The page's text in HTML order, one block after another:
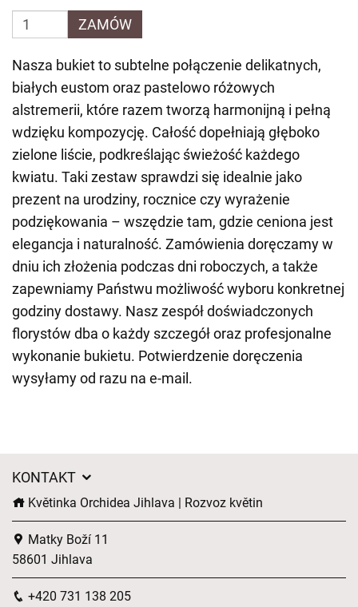
ZAMÓW
Nasza bukiet to subtelne połączenie delikatnych,
białych eustom oraz pastelowo różowych
alstremerii, które razem tworzą harmonijną i pełną
wdzięku kompozycję. Całość dopełniają głęboko
zielone liście, podkreślając świeżość każdego
kwiatu. Taki zestaw sprawdzi się idealnie jako
prezent na urodziny, rocznice czy wyrażenie
podziękowania – wszędzie tam, gdzie ceniona jest
elegancja i naturalność. Zamówienia doręczamy w
dniu ich złożenia podczas dni roboczych, a także
zapewniamy Państwu możliwość wyboru konkretnej
godziny dostawy. Nasz zespół doświadczonych
florystów dba o każdy szczegół oraz profesjonalne
wykonanie bukietu. Potwierdzenie doręczenia
wysyłamy od razu na e-mail.
KONTAKT
Květinka Orchidea Jihlava | Rozvoz květin
Matky Boží 11
58601 Jihlava
+420 731 138 205